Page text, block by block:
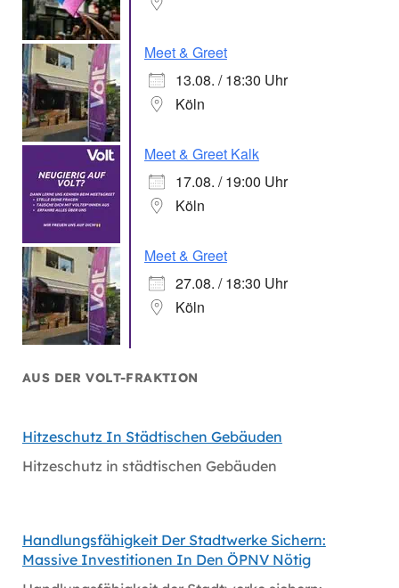
Meet & Greet
13.08. / 18:30 Uhr
Köln
Meet & Greet Kalk
17.08. / 19:00 Uhr
Köln
Meet & Greet
27.08. / 18:30 Uhr
Köln
AUS DER VOLT-FRAKTION
Hitzeschutz In Städtischen Gebäuden
Hitzeschutz in städtischen Gebäuden
Handlungsfähigkeit Der Stadtwerke Sichern:
Massive Investitionen In Den ÖPNV Nötig